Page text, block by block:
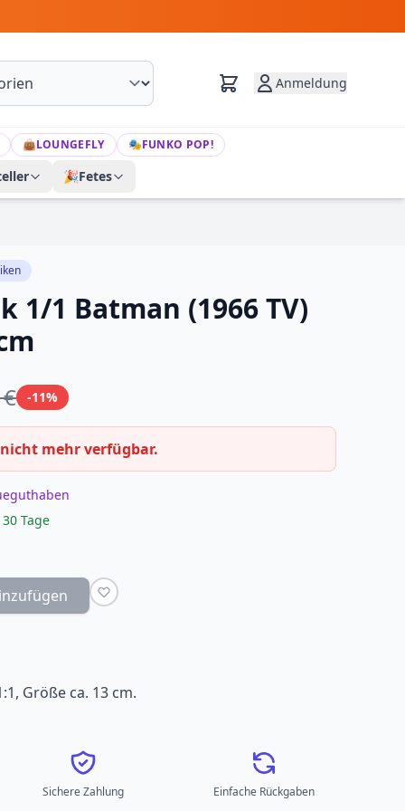
Anmeldung
👜LOUNGEFLY 🎭FUNKO POP!
🎉Fetes
1/1 Batman (1966 TV)
-11%
mehr verfügbar.
Tage
Größe ca. 13 cm.
Sichere Zahlung Einfache Rückgaben